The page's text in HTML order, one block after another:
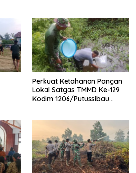
Perkuat Ketahanan Pangan
Lokal Satgas TMMD Ke-129
Kodim 1206/Putussibau